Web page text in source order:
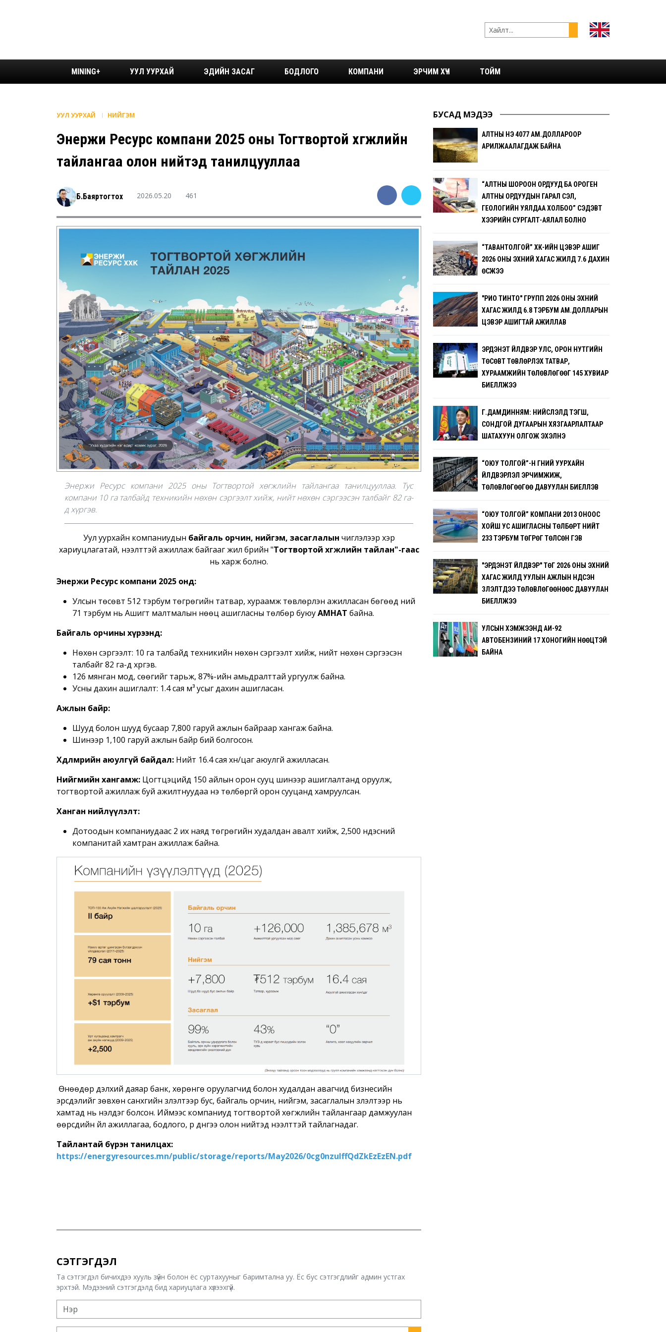
MINING+ УУЛ УУРХАЙ ЭДИЙН ЗАСАГ БОДЛОГО КОМПАНИ ЭРЧИМ ХҮЧ ТОЙМ
УУЛ УУРХАЙ НИЙГЭМ
Энержи Ресурс компани 2025 оны Тогтвортой хөгжлийн
тайлангаа олон нийтэд танилцууллаа
Б.Баяртогтох 2026.05.20 461
Энержи Ресурс компани 2025 оны Тогтвортой хөгжлийн тайлангаа танилцууллаа. Тус
компани 10 га талбайд техникийн нөхөн сэргээлт хийж, нийт нөхөн сэргээсэн талбайг 82 га-
д хүргэв.
Уул уурхайн компаниудын байгаль орчин, нийгэм, засаглалын чиглэлээр хэр
хариуцлагатай, нээлттэй ажиллаж байгааг жил бүрийн "Тогтвортой хөгжлийн тайлан"-гаас
нь харж болно.
Энержи Ресурс компани 2025 онд:
Улсын төсөвт 512 тэрбум төгрөгийн татвар, хураамж төвлөрүүлэн ажилласан бөгөөд үүний
71 тэрбум нь Ашигт малтмалын нөөц ашигласны төлбөр буюуАМНАТ байна.
Байгаль орчины хүрээнд:
Нөхөн сэргээлт: 10 га талбайд техникийн нөхөн сэргээлт хийж, нийт нөхөн сэргээсэн
талбайг 82 га-д хүргэв.
126 мянган мод, сөөгийг тарьж, 87%-ийн амьдралттай ургуулж байна.
Усны дахин ашиглалт: 1.4 сая м³ усыг дахин ашигласан.
Ажлын байр:
Шууд болон шууд бусаар 7,800 гаруй ажлын байраар хангаж байна.
Шинээр 1,100 гаруй ажлын байр бий болгосон.
Хөдөлмөрийн аюулгүй байдал: Нийт 16.4 сая хүн/цаг аюулгүй ажилласан.
Нийгмийн хангамж: Цогтцэцийд 150 айлын орон сууц шинээр ашиглалтанд оруулж,
тогтвортой ажиллаж буй ажилтнуудаа үнэ төлбөргүй орон сууцанд хамруулсан.
Ханган нийлүүлэлт:
Дотоодын компаниудаас 2 их наяд төгрөгийн худалдан авалт хийж, 2,500 үндэсний
компанитай хамтран ажиллаж байна.
Өнөөдөр дэлхий даяар банк, хөрөнгө оруулагчид болон худалдан авагчид бизнесийн
эрсдэлийг зөвхөн санхүүгийн үзүүлэлтээр бус, байгаль орчин, нийгэм, засаглалын үзүүлэлтээр нь
хамтад нь үнэлдэг болсон. Иймээс компаниуд тогтвортой хөгжлийн тайлангаар дамжуулан
өөрсдийн үйл ажиллагаа, бодлого, үр дүнгээ олон нийтэд нээлттэй тайлагнадаг.
Тайлантай бүрэн танилцах:
https://energyresources.mn/public/storage/reports/May2026/0cg0nzuIffQdZkEzEzEN.pdf
СЭТГЭГДЭЛ
Та сэтгэгдэл бичихдээ хууль зүйн болон ёс суртахууныг баримтална уу. Ёс бус сэтгэгдлийг админ устгах
эрхтэй. Мэдээний сэтгэгдэлд бид хариуцлага хүлээхгүй.
БУСАД МЭДЭЭ
АЛТНЫ ҮНЭ 4077 АМ.ДОЛЛАРООР
АРИЛЖААЛАГДАЖ БАЙНА
“АЛТНЫ ШОРООН ОРДУУД БА ОРОГЕН
АЛТНЫ ОРДУУДЫН ГАРАЛ ҮҮСЭЛ,
ГЕОЛОГИЙН УЯЛДАА ХОЛБОО” СЭДЭВТ
ХЭЭРИЙН СУРГАЛТ-АЯЛАЛ БОЛНО
“ТАВАНТОЛГОЙ” ХК-ИЙН ЦЭВЭР АШИГ
2026 ОНЫ ЭХНИЙ ХАГАС ЖИЛД 7.6 ДАХИН
ӨСЖЭЭ
"РИО ТИНТО" ГРУПП 2026 ОНЫ ЭХНИЙ
ХАГАС ЖИЛД 6.8 ТЭРБУМ АМ.ДОЛЛАРЫН
ЦЭВЭР АШИГТАЙ АЖИЛЛАВ
ЭРДЭНЭТ ҮЙЛДВЭР УЛС, ОРОН НУТГИЙН
ТӨСӨВТ ТӨВЛӨРҮҮЛЭХ ТАТВАР,
ХУРААМЖИЙН ТӨЛӨВЛӨГӨӨГ 145 ХУВИАР
БИЕЛҮҮЛЖЭЭ
Г.ДАМДИННЯМ: НИЙСЛЭЛД ТЭГШ,
СОНДГОЙ ДУГААРЫН ХЯЗГААРЛАЛТААР
ШАТАХУУН ОЛГОЖ ЭХЭЛНЭ
“ОЮУ ТОЛГОЙ”-Н ГҮНИЙ УУРХАЙН
ҮЙЛДВЭРЛЭЛ ЭРЧИМЖИЖ,
ТӨЛӨВЛӨГӨӨГӨӨ ДАВУУЛАН БИЕЛҮҮЛЭВ
“ОЮУ ТОЛГОЙ” КОМПАНИ 2013 ОНООС
ХОЙШ УС АШИГЛАСНЫ ТӨЛБӨРТ НИЙТ
233 ТЭРБУМ ТӨГРӨГ ТӨЛСӨН ГЭВ
"ЭРДЭНЭТ ҮЙЛДВЭР" ТӨҮГ 2026 ОНЫ ЭХНИЙ
ХАГАС ЖИЛД УУЛЫН АЖЛЫН ҮНДСЭН
ҮЗҮҮЛЭЛТҮҮДЭЭ ТӨЛӨВЛӨГӨӨНӨӨС ДАВУУЛАН
БИЕЛҮҮЛЖЭЭ
УЛСЫН ХЭМЖЭЭНД АИ-92
АВТОБЕНЗИНИЙ 17 ХОНОГИЙН НӨӨЦТЭЙ
БАЙНА